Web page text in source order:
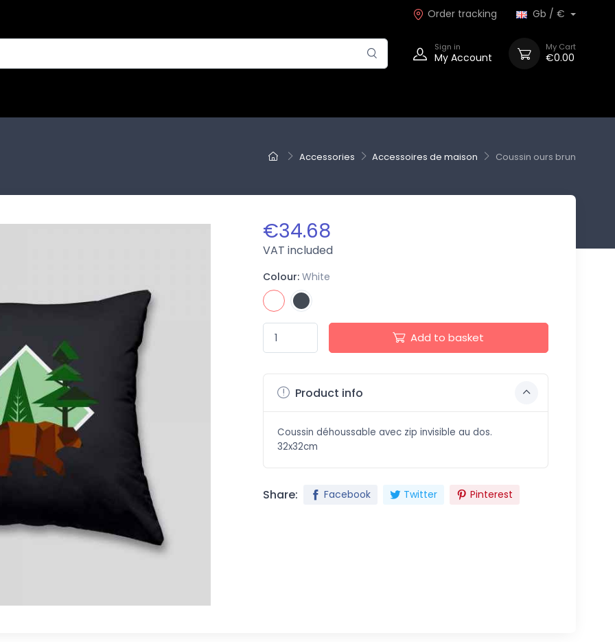
Order tracking Gb / €
Sign in
My Account
My Cart
€0.00
Accessories Accessoires de maison Coussin ours brun
€34.68
VAT included
Colour: White
Add to basket
Product info
Coussin déhoussable avec zip invisible au dos.
32x32cm
Share: Facebook Twitter Pinterest